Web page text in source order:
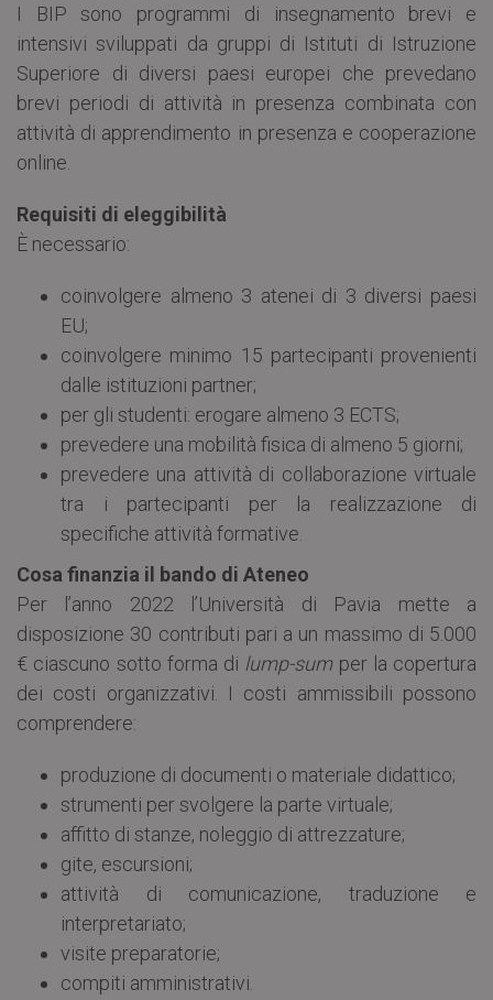
I BIP sono programmi di insegnamento brevi e
intensivi sviluppati da gruppi di Istituti di Istruzione
Superiore di diversi paesi europei che prevedano
brevi periodi di attività in presenza combinata con
attività di apprendimento in presenza e cooperazione
online.
Requisiti di eleggibilità
È necessario:
coinvolgere almeno 3 atenei di 3 diversi paesi
EU;
coinvolgere minimo 15 partecipanti provenienti
dalle istituzioni partner;
per gli studenti: erogare almeno 3 ECTS;
prevedere una mobilità fisica di almeno 5 giorni;
prevedere una attività di collaborazione virtuale
tra i partecipanti per la realizzazione di
specifiche attività formative.
Cosa finanzia il bando di Ateneo
Per l’anno 2022 l’Università di Pavia mette a
disposizione 30 contributi pari a un massimo di 5.000
€ ciascuno sotto forma di lump-sumper la copertura
dei costi organizzativi. I costi ammissibili possono
comprendere:
produzione di documenti o materiale didattico;
strumenti per svolgere la parte virtuale;
affitto di stanze, noleggio di attrezzature;
gite, escursioni;
attività di comunicazione, traduzione e
interpretariato;
visite preparatorie;
compiti amministrativi.